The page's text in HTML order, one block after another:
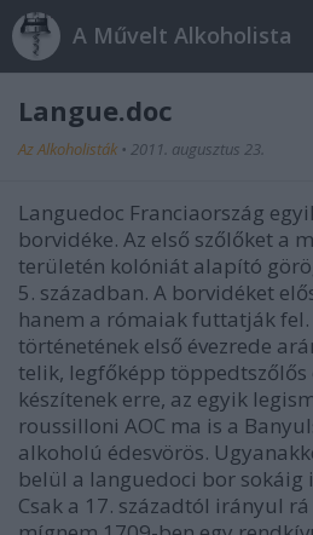
A Művelt Alkoholista
Langue.doc
Az Alkoholisták • 2011. augusztus 23.
Languedoc Franciaország
borvidéke. Az első szőlőket a
területén kolóniát alapító
5. században. A borvidéket
hanem a rómaiak futtatják
történetének első évezrede
telik, legfőképp
készítenek erre, az egyik
roussilloni AOC ma is a
alkoholú édesvörös.
belül a languedoci bor sokáig
Csak a 17. századtól irányul